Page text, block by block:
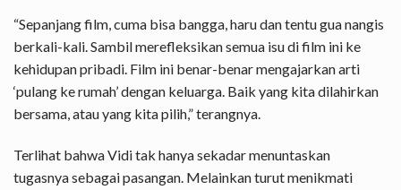
“Sepanjang film, cuma bisa bangga, haru dan tentu gua nangis
berkali-kali. Sambil merefleksikan semua isu di film ini ke
kehidupan pribadi. Film ini benar-benar mengajarkan arti
‘pulang ke rumah’ dengan keluarga. Baik yang kita dilahirkan
bersama, atau yang kita pilih,” terangnya.
Terlihat bahwa Vidi tak hanya sekadar menuntaskan
tugasnya sebagai pasangan. Melainkan turut menikmati